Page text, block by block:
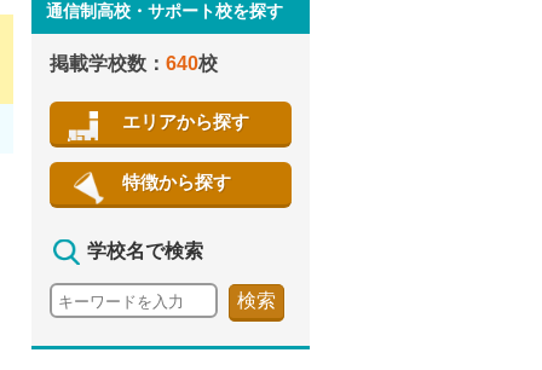
通信制高校・サポート校を探す
掲載学校数： 640校
エリアから探す
特徴から探す
学校名で検索